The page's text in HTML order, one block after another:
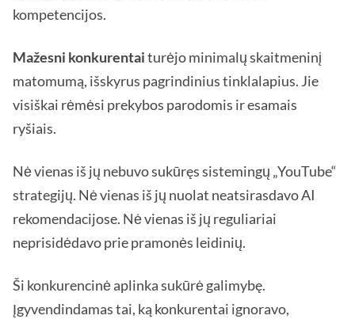
kompetencijos.
Mažesni konkurentaiturėjo minimalų skaitmeninį
matomumą, išskyrus pagrindinius tinklalapius. Jie
visiškai rėmėsi prekybos parodomis ir esamais
ryšiais.
Nė vienas iš jų nebuvo sukūręs sistemingų „YouTube“
strategijų. Nė vienas iš jų nuolat neatsirasdavo AI
rekomendacijose. Nė vienas iš jų reguliariai
neprisidėdavo prie pramonės leidinių.
Ši konkurencinė aplinka sukūrė galimybę.
Įgyvendindamas tai, ką konkurentai ignoravo,